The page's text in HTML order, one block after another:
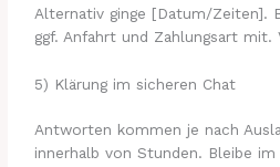
Alternativ ginge [Datum/Zeiten].
ggf. Anfahrt und Zahlungsart mit.
5) Klärung im sicheren Chat
Antworten kommen je nach
innerhalb von Stunden. Bleibe